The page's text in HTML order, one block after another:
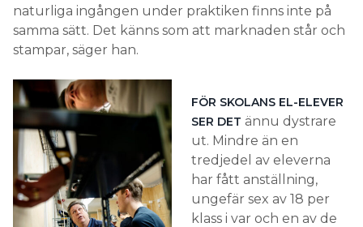
naturliga ingången under praktiken finns inte på
samma sätt. Det känns som att marknaden står och
stampar, säger han.
FÖR SKOLANS EL-ELEVER
SER DET ännu dystrare
ut. Mindre än en
tredjedel av eleverna
har fått anställning,
ungefär sex av 18 per
klass i var och en av de